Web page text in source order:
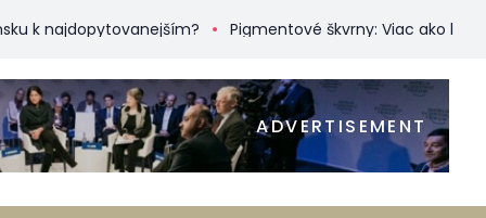
Pigmentové škvrny: Viac ako len
ADVERTISEMENT